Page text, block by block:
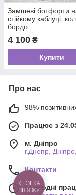
Замшеві ботфорти
стійкому каблуці,
бордо
4 100 ₴
Купити
Про нас
98%
Працює з
м. Дніпро
г.Днепр,
Контакти
Сьогодні